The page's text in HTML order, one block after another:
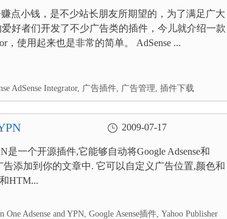
点小钱，是不少站长朋友所期望的，为了满足广大
爱好者们开发了不少广告类的插件，今儿就介绍一款
，使用起来也是非常的简单。 AdSense ...
AdSense Integrator, 广告插件, 广告管理,插件下载
2009-07-17
是一个开源插件,它能够自动将Google Adsense和
告添加到你的文章中. 它可以自定义广告位置,颜色和
HTM...
One Adsense and YPN,Google Asense插件,Yahoo Publisher